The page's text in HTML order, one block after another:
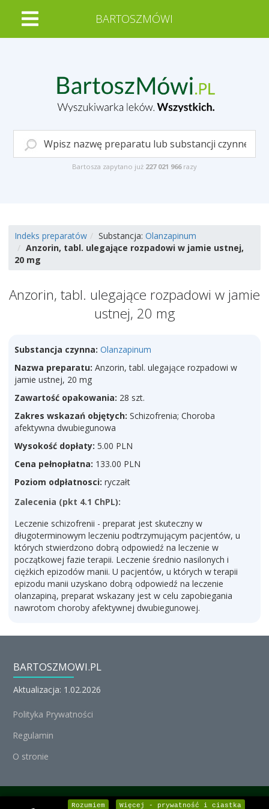
BARTOSZMÓWI
Bartosza zapytano już 227 021 966 razy
Indeks preparatów Substancja: Olanzapinum
Anzorin, tabl. ulegające rozpadowi w jamie ustnej,
20 mg
Anzorin, tabl. ulegające rozpadowi w jamie
ustnej, 20 mg
Substancja czynna: Olanzapinum
Nazwa preparatu: Anzorin, tabl. ulegające rozpadowi w
jamie ustnej, 20 mg
Zawartość opakowania: 28 szt.
Zakres wskazań objętych: Schizofrenia; Choroba
afektywna dwubiegunowa
Wysokość dopłaty: 5.00 PLN
Cena pełnopłatna: 133.00 PLN
Poziom odpłatnosci: ryczałt
Zalecenia (pkt 4.1 ChPL):
Leczenie schizofrenii - preparat jest skuteczny w
długoterminowym leczeniu podtrzymującym pacjentów, u
których stwierdzono dobrą odpowiedź na leczenie w
początkowej fazie terapii. Leczenie średnio nasilonych i
ciężkich epizodów manii. U pacjentów, u których w terapii
epizodu manii uzyskano dobrą odpowiedź na leczenie
olanzapiną, preparat wskazany jest w celu zapobiegania
nawrotom choroby afektywnej dwubiegunowej.
BARTOSZMOWI.PL
Aktualizacja: 1.02.2026
Polityka Prywatności
Regulamin
O stronie
© Michał Nedoszytko 2026, Wszystkie prawa zastrzeżone.
Rozumiem Więcej - prywatność i ciastka